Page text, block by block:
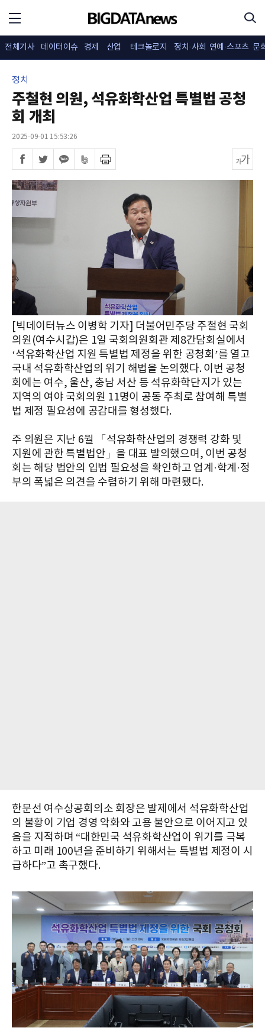
전체기사 데이터이슈 경제 산업 테크놀로지 정치·사회 연예·스포츠 문
정치
주철현 의원, 석유화학산업 특별법 공청
회 개최
2025-09-01 15:53:26
[빅데이터뉴스 이병학 기자] 더불어민주당 주철현 국회
의원(여수시갑)은 1일 국회의원회관 제8간담회실에서
‘석유화학산업 지원 특별법 제정을 위한 공청회’를 열고
국내 석유화학산업의 위기 해법을 논의했다. 이번 공청
회에는 여수, 울산, 충남 서산 등 석유화학단지가 있는
지역의 여야 국회의원 11명이 공동 주최로 참여해 특별
법 제정 필요성에 공감대를 형성했다.
주 의원은 지난 6월 「석유화학산업의 경쟁력 강화 및
지원에 관한 특별법안」을 대표 발의했으며, 이번 공청
회는 해당 법안의 입법 필요성을 확인하고 업계·학계·정
부의 폭넓은 의견을 수렴하기 위해 마련됐다.
한문선 여수상공회의소 회장은 발제에서 석유화학산업
의 불황이 기업 경영 악화와 고용 불안으로 이어지고 있
음을 지적하며 “대한민국 석유화학산업이 위기를 극복
하고 미래 100년을 준비하기 위해서는 특별법 제정이 시
급하다”고 촉구했다.